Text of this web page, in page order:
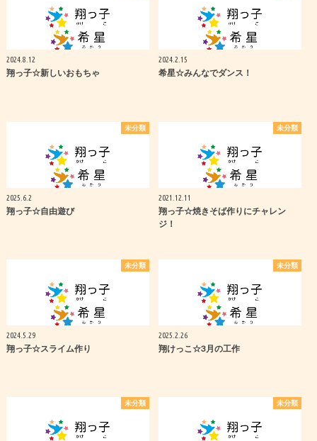
2024.8.12
翔っ子☆新しいおもちゃ
2024.2.15
希星☆みんなでダンス！
未分類
2025.6.2
翔っ子☆自由遊び
未分類
2021.12.11
翔っ子☆焼きそば作りにチャレン
ジ！
未分類
2024.5.29
翔っ子☆スライム作り
未分類
2025.2.26
翔けっこ☆3月の工作
未分類 未分類